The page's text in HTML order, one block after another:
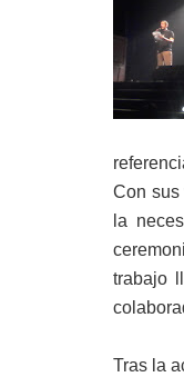
Con sus
la
trabajo
Tras la